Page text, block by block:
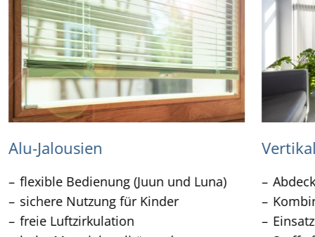
Alu-Jalousien
flexible Bedienung (Juun und Luna)
sichere Nutzung für Kinder
freie Luftzirkulation